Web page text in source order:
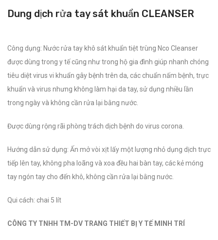
Dung dịch rửa tay sát khuẩn CLEANSER
Công dụng: Nước rửa tay khô sát khuẩn tiệt trùng Nco Cleanser
được dùng trong y tế cũng như trong hộ gia đình giúp nhanh chóng
tiêu diệt virus vi khuẩn gây bệnh trên da, các chuẩn nấm bệnh, trực
khuẩn và virus nhưng không làm hại da tay, sử dụng nhiều lần
trong ngày và không cần rửa lại bằng nước.
Được dùng rộng rãi phòng trách dịch bệnh do virus corona.
Hướng dẫn sử dụng: Ấn mở vòi xịt lấy một lượng nhỏ dụng dịch trực
tiếp lên tay, không pha loãng và xoa đều hai bàn tay, các kẻ móng
tay ngón tay cho đến khô, không cần rửa lại bằng nước.
Qui cách: chai 5 lít
CÔNG TY TNHH TM-DV TRANG THIẾT BỊ Y TẾ MINH TRÍ